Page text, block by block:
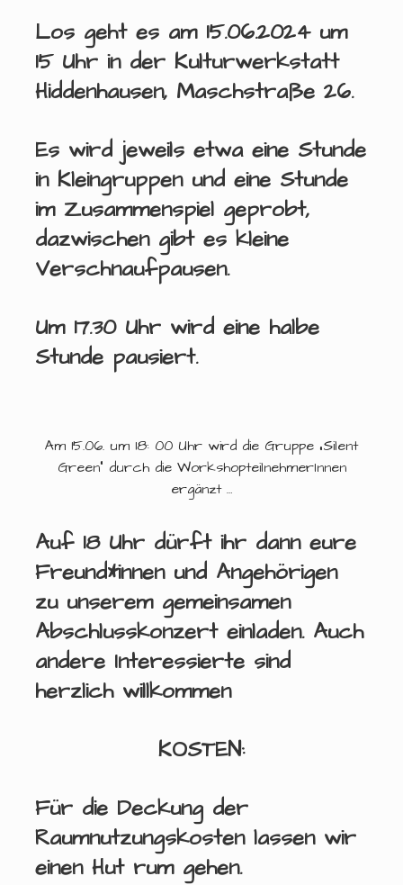
Los geht es am 15.06.2024um
15 Uhr in der Kulturwerkstatt
Hiddenhausen, Maschstraße 26.
Es wird jeweils etwa eine Stunde
in Kleingruppen und eine Stunde
im Zusammenspiel geprobt,
dazwischen gibt es kleine
Verschnaufpausen.
Um 17.30 Uhr wird eine halbe
Stunde pausiert.
Am 15.06. um 18: 00 Uhr wird die Gruppe „Silent
Green“ durch die WorkshopteilnehmerInnen
ergänzt …
Auf 18 Uhr dürft ihr dann eure
Freund*innen und Angehörigen
zu unserem gemeinsamen
Abschlusskonzerteinladen. Auch
andere Interessierte sind
herzlich willkommen
KOSTEN:
Für die Deckung der
Raumnutzungskosten lassen wir
einen Hut rum gehen.